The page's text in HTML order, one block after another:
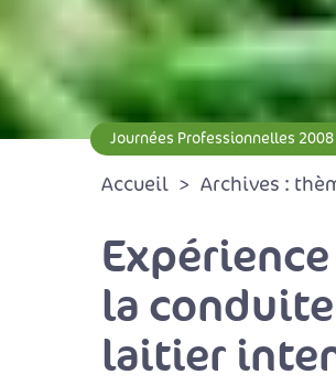
Journées Professionnelles 2008
Accueil Archives :
la
laitier